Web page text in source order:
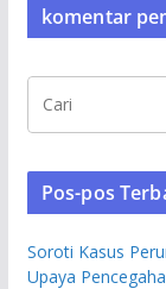
komentar
Pos-pos
Soroti Kasus
Upaya